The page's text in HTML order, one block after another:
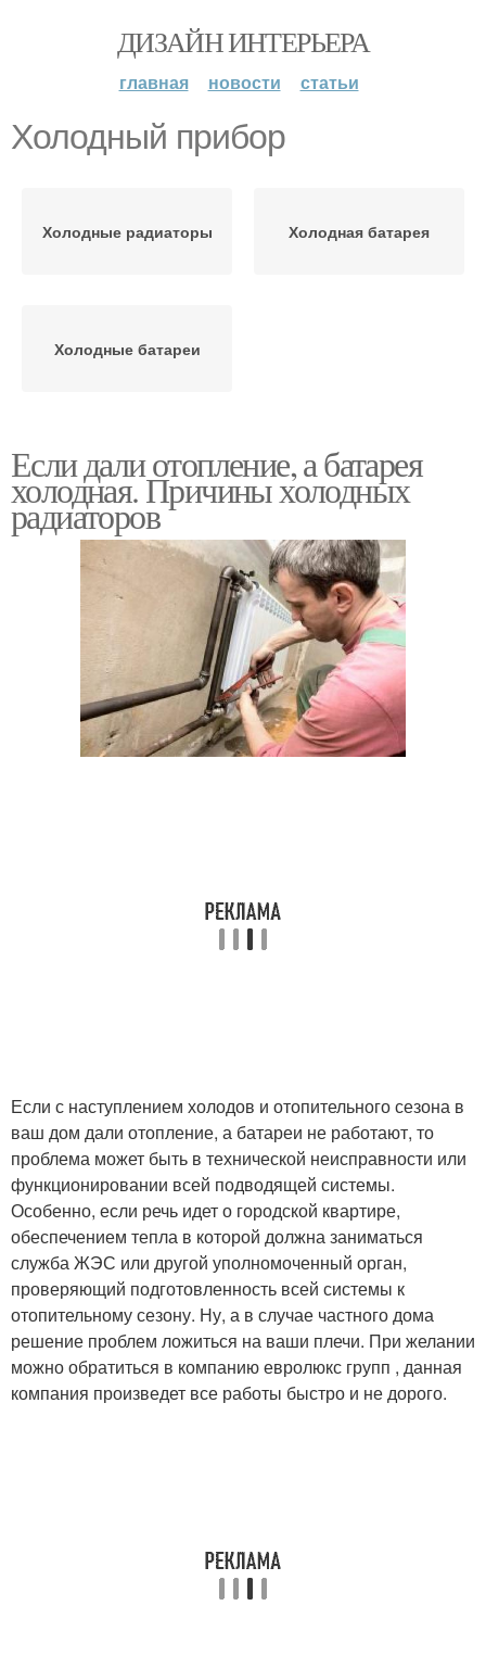
ДИЗАЙН ИНТЕРЬЕРА
главная новости статьи
Холодный прибор
Холодные радиаторы Холодная батарея
Холодные батареи
Если дали отопление, а батарея
холодная. Причины холодных
радиаторов
Если с наступлением холодов и отопительного сезона в
ваш дом дали отопление, а батареи не работают, то
проблема может быть в технической неисправности или
функционировании всей подводящей системы.
Особенно, если речь идет о городской квартире,
обеспечением тепла в которой должна заниматься
служба ЖЭС или другой уполномоченный орган,
проверяющий подготовленность всей системы к
отопительному сезону. Ну, а в случае частного дома
решение проблем ложиться на ваши плечи. При желании
можно обратиться в компанию евролюкс групп , данная
компания произведет все работы быстро и не дорого.